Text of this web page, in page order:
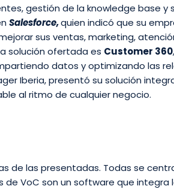
gestión de la knowledge base y
Salesforce,quien indicó que su
sus ventas, marketing,
solución ofertada es Customer 360
datos y optimizando las
Iberia, presentó su solución
al ritmo de cualquier negocio.
de las presentadas. Todas se
VoC son un software que integra